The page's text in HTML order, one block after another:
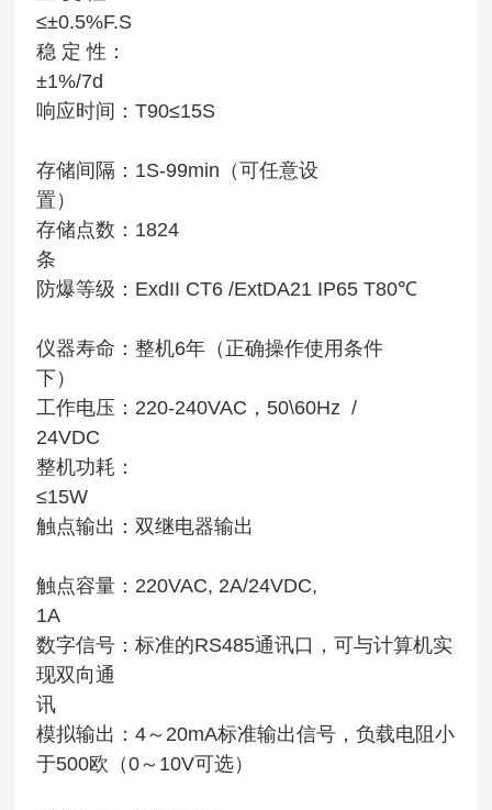
稳 定 性：
±1%/
响应时间：T90≤15S
存储间隔：1S-99min（可任意设
置）
存储点数：1824
条
防爆等级：ExdII CT6 /ExtDA21 IP65 T80℃
仪器寿命：整机6年（正确操作使用条件
下）
工作电压：220-240VAC，50\60Hz /
整机功耗：
≤15W
触点输出：双继电器输出
触点容量：220VAC, 2A/24VDC,
1A
数字信号：标准的RS485通讯口，可与计算机实
现双向通
讯
模拟输出：4～20mA标准输出信号，负载电阻小
于500欧（0～10V可选）